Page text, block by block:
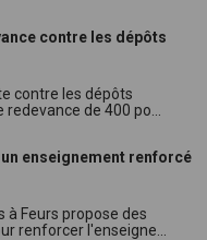
contre les dépôts
contre les dépôts
de 400 po...
un enseignement renforcé
à Feurs propose des
renforcer l'enseigne...